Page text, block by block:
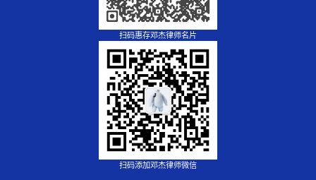
扫码惠存邓杰律师名片
扫码添加邓杰律师微信